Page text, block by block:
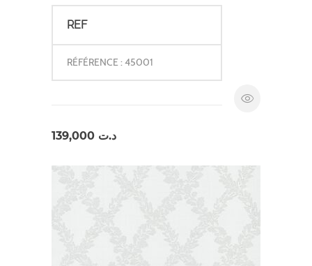
REF
RÉFÉRENCE : 45001
د.ت